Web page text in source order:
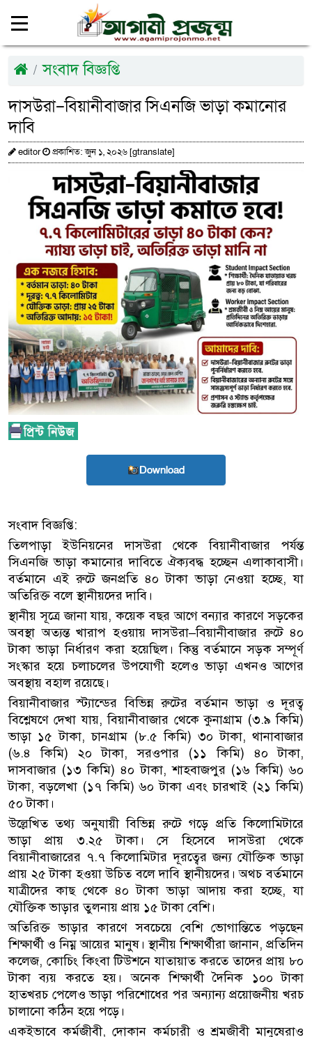
সংবাদ বিজ্ঞপ্তি
দাসউরা–বিয়ানীবাজার সিএনজি ভাড়া কমানোর
দাবি
editor প্রকাশিত: জুন ১, ২০২৬ [gtranslate]
Download
সংবাদ বিজ্ঞপ্তি:
তিলপাড়া ইউনিয়নের দাসউরা থেকে বিয়ানীবাজার পর্যন্ত
সিএনজি ভাড়া কমানোর দাবিতে ঐক্যবদ্ধ হচ্ছেন এলাকাবাসী।
বর্তমানে এই রুটে জনপ্রতি ৪০ টাকা ভাড়া নেওয়া হচ্ছে, যা
অতিরিক্ত বলে স্থানীয়দের দাবি।
স্থানীয় সূত্রে জানা যায়, কয়েক বছর আগে বন্যার কারণে সড়কের
অবস্থা অত্যন্ত খারাপ হওয়ায় দাসউরা–বিয়ানীবাজার রুটে ৪০
টাকা ভাড়া নির্ধারণ করা হয়েছিল। কিন্তু বর্তমানে সড়ক সম্পূর্ণ
সংস্কার হয়ে চলাচলের উপযোগী হলেও ভাড়া এখনও আগের
অবস্থায় বহাল রয়েছে।
বিয়ানীবাজার স্ট্যান্ডের বিভিন্ন রুটের বর্তমান ভাড়া ও দূরত্ব
বিশ্লেষণে দেখা যায়, বিয়ানীবাজার থেকে কুনাগ্রাম (৩.৯ কিমি)
ভাড়া ১৫ টাকা, চানগ্রাম (৮.৫ কিমি) ৩০ টাকা, থানাবাজার
(৬.৪ কিমি) ২০ টাকা, সরওপার (১১ কিমি) ৪০ টাকা,
দাসবাজার (১৩ কিমি) ৪০ টাকা, শাহবাজপুর (১৬ কিমি) ৬০
টাকা, বড়লেখা (১৭ কিমি) ৬০ টাকা এবং চারখাই (২১ কিমি)
৫০ টাকা।
উল্লেখিত তথ্য অনুযায়ী বিভিন্ন রুটে গড়ে প্রতি কিলোমিটারে
ভাড়া প্রায় ৩.২৫ টাকা। সে হিসেবে দাসউরা থেকে
বিয়ানীবাজারের ৭.৭ কিলোমিটার দূরত্বের জন্য যৌক্তিক ভাড়া
প্রায় ২৫ টাকা হওয়া উচিত বলে দাবি স্থানীয়দের। অথচ বর্তমানে
যাত্রীদের কাছ থেকে ৪০ টাকা ভাড়া আদায় করা হচ্ছে, যা
যৌক্তিক ভাড়ার তুলনায় প্রায় ১৫ টাকা বেশি।
অতিরিক্ত ভাড়ার কারণে সবচেয়ে বেশি ভোগান্তিতে পড়ছেন
শিক্ষার্থী ও নিম্ন আয়ের মানুষ। স্থানীয় শিক্ষার্থীরা জানান, প্রতিদিন
কলেজ, কোচিং কিংবা টিউশনে যাতায়াত করতে তাদের প্রায় ৮০
টাকা ব্যয় করতে হয়। অনেক শিক্ষার্থী দৈনিক ১০০ টাকা
হাতখরচ পেলেও ভাড়া পরিশোধের পর অন্যান্য প্রয়োজনীয় খরচ
চালানো কঠিন হয়ে পড়ে।
একইভাবে কর্মজীবী, দোকান কর্মচারী ও শ্রমজীবী মানুষেরাও